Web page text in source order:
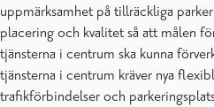
uppmärksamhet på tillräckliga
placering och kvalitet så att målen
tjänsterna i centrum ska kunna
tjänsterna i centrum kräver nya
trafikförbindelser och